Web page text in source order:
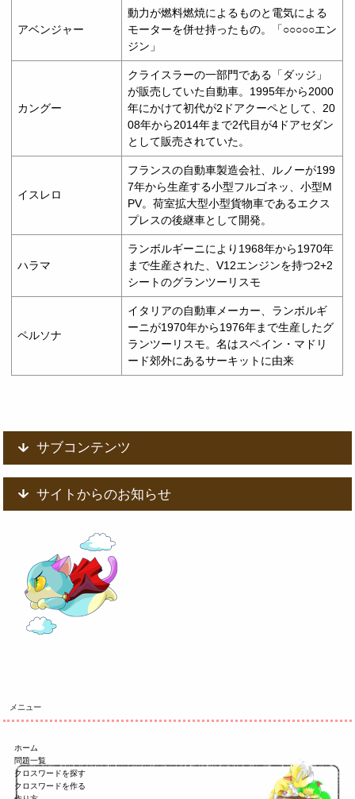
アベンジャー
動力が燃料燃焼によるものと電気による
モーターを併せ持ったもの。「○○○○○エン
ジン」
カングー
クライスラーの一部門である「ダッジ」
が販売していた自動車。1995年から2000
年にかけて初代が2ドアクーペとして、20
08年から2014年まで2代目が4ドアセダン
として販売されていた。
イスレロ
フランスの自動車製造会社、ルノーが199
7年から生産する小型フルゴネッ、小型M
PV。荷室拡大型小型貨物車であるエクス
プレスの後継車として開発。
ハラマ
ランボルギーニにより1968年から1970年
まで生産された、V12エンジンを持つ2+2
シートのグランツーリスモ
ペルソナ
イタリアの自動車メーカー、ランボルギ
ーニが1970年から1976年まで生産したグ
ランツーリスモ。名はスペイン・マドリ
ード郊外にあるサーキットに由来
サブコンテンツ
サイトからのお知らせ
メニュー
ホーム
問題一覧
クロスワードを探す
クロスワードを作る